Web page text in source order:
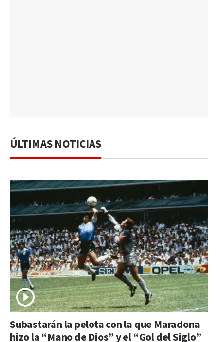
ÚLTIMAS NOTICIAS
Subastarán la pelota con la que Maradona
hizo la “Mano de Dios” y el “Gol del Siglo”